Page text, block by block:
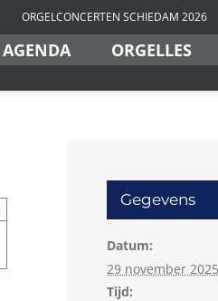
ORGELCONCERTEN SCHIEDAM 2026
AGENDA ORGELLES
Gegevens
Datum:
29 november 2025
Tijd: